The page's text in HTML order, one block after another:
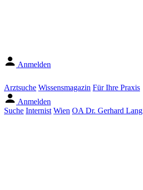
Anmelden
Arztsuche Wissensmagazin Für Ihre Praxis
Anmelden
Suche Internist Wien OA Dr. Gerhard Lang